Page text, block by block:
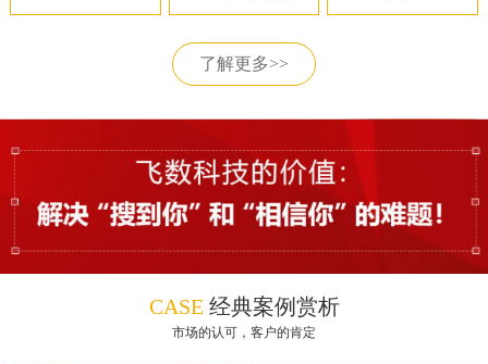
了解更多>>
CASE经典案例赏析
市场的认可，客户的肯定